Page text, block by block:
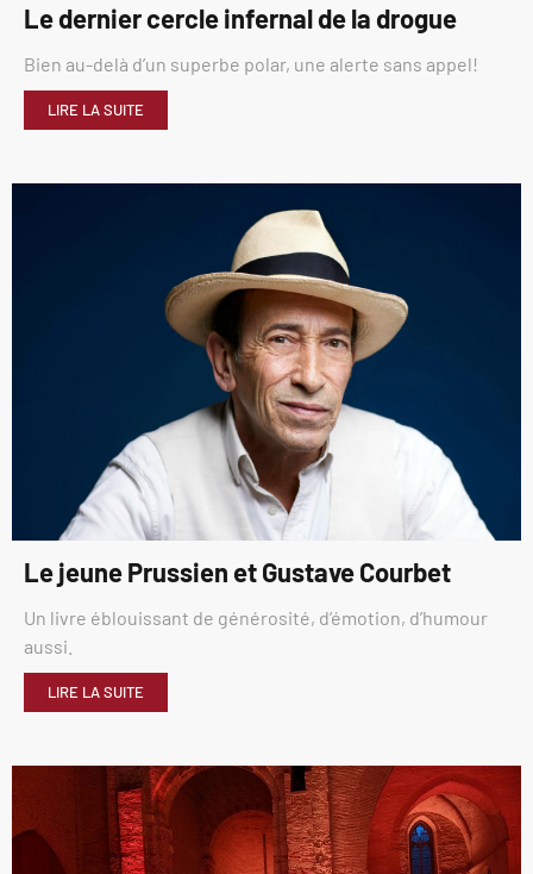
Le dernier cercle infernal de la drogue
Bien au-delà d’un superbe polar, une alerte sans appel!
LIRE LA SUITE
Le jeune Prussien et Gustave Courbet
Un livre éblouissant de générosité, d’émotion, d’humour
aussi.
LIRE LA SUITE